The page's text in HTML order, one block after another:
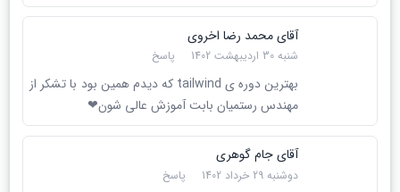
آقای محمد رضا اخروی
شنبه 30 اردیبهشت 1402 پاسخ
بهترین دوره ی tailwind که دیدم همین بود با تشکر از
مهندس رستمیان بابت آموزش عالی شون❤
آقای جام گوهری
دوشنبه 29 خرداد 1402 پاسخ